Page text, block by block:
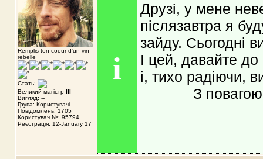
Remplis ton coeur d'un vin
rebelle
Стать:
Великий магістр III
Вигляд: --
Група: Користувачі
Повідомлень: 1705
Користувач №: 95794
Реєстрація: 12-January 17
i
Друзі, у мене
післязавтра я
зайду. Сьогодні
І цей, давайте до
і, тихо радіючи,
З